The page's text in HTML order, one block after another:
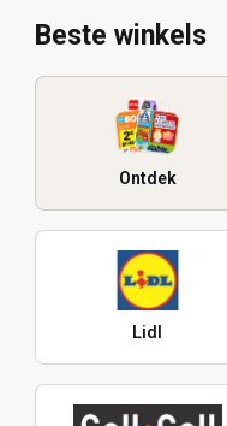
Beste winkels
Ontdek
Lidl